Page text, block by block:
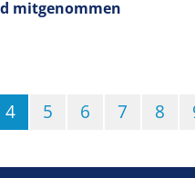
mitgenommen
4(Standort)
5 6 7 8